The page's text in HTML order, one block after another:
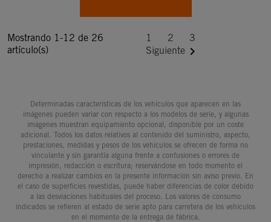
Mostrando 1-12 de 26
artículo(s)
1 2
3
Siguiente 
Determinadas características de los vehículos que aparecen en las
imágenes pueden variar con respecto a los modelos de serie, y algunas
imágenes muestran equipamiento opcional, disponible por un coste
adicional. Todos los datos relativos al contenido del suministro, aspecto,
prestaciones, medidas y pesos de los vehículos se ofrecen de forma no
vinculante y sin garantía alguna frente a confusiones o errores de
impresión, redacción o escritura; reservándose en todo momento el
derecho a realizar cambios en la presente información sin aviso previo. En
el caso de superficies revestidas, puede haber diferencias de color debido
a las desviaciones habituales del proceso. Los valores de consumo
indicados se refieren al estado de serie apto para carretera de los vehículos
en el momento de la entrega de fábrica.